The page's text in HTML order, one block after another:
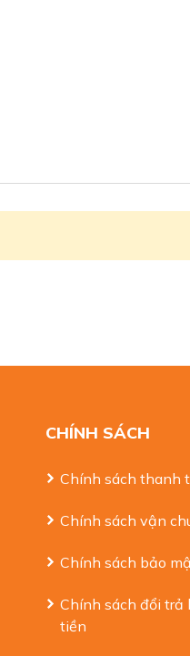
CHÍNH SÁCH
Chính sách thanh
Chính sách vận
Chính sách bảo
Chính sách đổi trả
tiền